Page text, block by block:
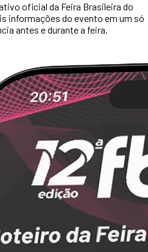
oficial da Feira Brasileira do
informações do evento em um só
antes e durante a feira.